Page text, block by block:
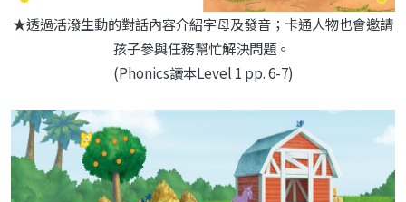
★透過活潑生動的對話內容介紹字母及發音；卡通人物也會邀請
孩子參與任務幫忙解決問題。
(Phonics讀本Level 1 pp. 6-7)